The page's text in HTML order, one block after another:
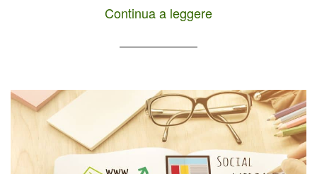
servizi/prodotti e raggiungere i tuoi obiettivi di
associare il copywriting alla […]
Continua a leggere